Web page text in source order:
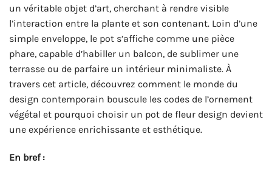
un véritable objet d’art, cherchant à rendre visible
l’interaction entre la plante et son contenant. Loin d’une
simple enveloppe, le pot s’affiche comme une pièce
phare, capable d’habiller un balcon, de sublimer une
terrasse ou de parfaire un intérieur minimaliste. À
travers cet article, découvrez comment le monde du
design contemporain bouscule les codes de l’ornement
végétal et pourquoi choisir un pot de fleur design devient
une expérience enrichissante et esthétique.
En bref :